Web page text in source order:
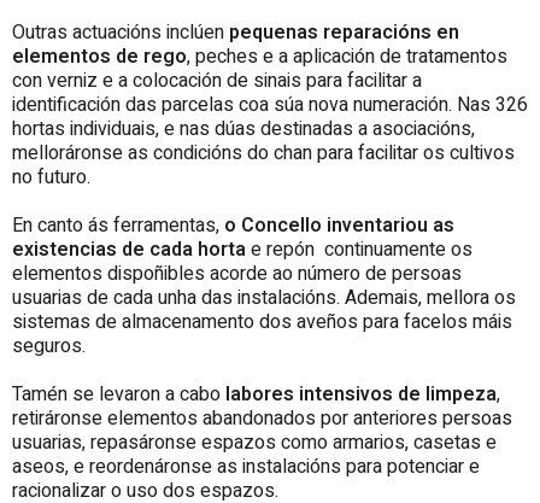
Outras actuacións inclúen pequenas reparacións en
elementos de rego, peches e a aplicación de tratamentos
con verniz e a colocación de sinais para facilitar a
identificación das parcelas coa súa nova numeración. Nas 326
hortas individuais, e nas dúas destinadas a asociacións,
melloráronse as condicións do chan para facilitar os cultivos
no futuro.
En canto ás ferramentas, o Concello inventariou as
existencias de cada hortae repón continuamente os
elementos dispoñibles acorde ao número de persoas
usuarias de cada unha das instalacións. Ademais, mellora os
sistemas de almacenamento dos aveños para facelos máis
seguros.
Tamén se levaron a cabo labores intensivos de limpeza,
retiráronse elementos abandonados por anteriores persoas
usuarias, repasáronse espazos como armarios, casetas e
aseos, e reordenáronse as instalacións para potenciar e
racionalizar o uso dos espazos.